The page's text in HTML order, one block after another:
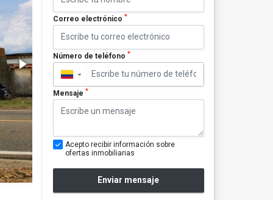
Correo electrónico *
Número de teléfono *
▼
Mensaje *
Acepto recibir información sobre
ofertas inmobiliarias
Enviar mensaje